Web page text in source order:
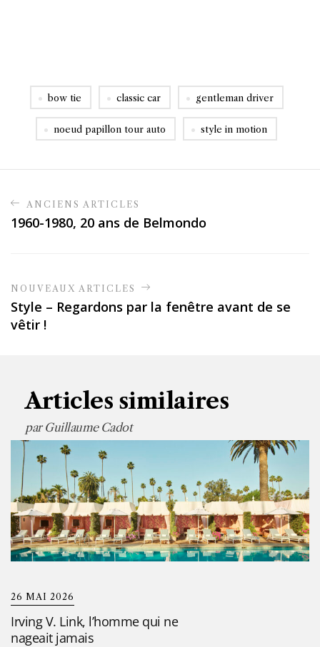
bow tie classic car gentleman driver
noeud papillon tour auto style in motion
ANCIENS ARTICLES
1960-1980, 20 ans de Belmondo
NOUVEAUX ARTICLES
Style – Regardons par la fenêtre avant de se
vêtir !
Articles similaires
26 MAI 2026
Irving V. Link, l’homme qui ne
nageait jamais